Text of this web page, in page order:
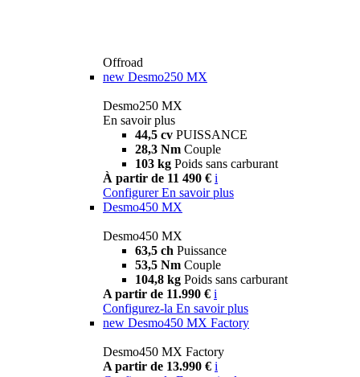
Offroad
new Desmo250 MX
Desmo250 MX
En savoir plus
44,5 cv PUISSANCE
28,3 Nm Couple
103 kg Poids sans carburant
À partir de 11 490 € i
Configurer En savoir plus
Desmo450 MX
Desmo450 MX
63,5 ch Puissance
53,5 Nm Couple
104,8 kg Poids sans carburant
A partir de 11.990 € i
Configurez-la En savoir plus
new Desmo450 MX Factory
Desmo450 MX Factory
A partir de 13.990 € i